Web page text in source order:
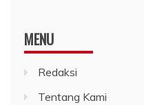
MENU
Redaksi
Tentang Kami